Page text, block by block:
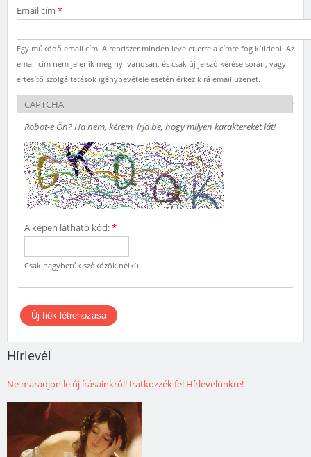
Email cím *
Egy működő email cím. A rendszer minden levelet erre a címre fog küldeni. Az
email cím nem jelenik meg nyilvánosan, és csak új jelszó kérése során, vagy
értesítő szolgáltatások igénybevétele esetén érkezik rá email üzenet.
CAPTCHA
Robot-e Ön? Ha nem, kérem, írja be, hogy milyen karaktereket lát!
A képen látható kód:*
Csak nagybetűk szóközök nélkül.
Hírlevél
Ne maradjon le új írásainkról! Iratkozzék fel Hírlevelünkre!